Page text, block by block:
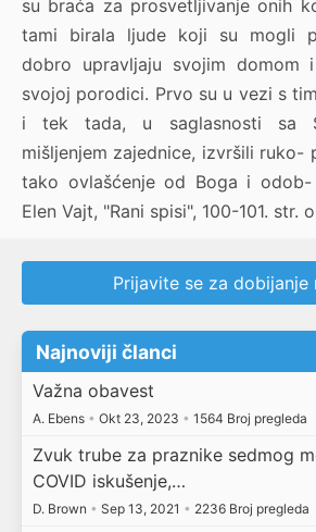
su braća za prosvetljivanje onih
tami birala ljude koji su mogli
dobro upravljaju svojim domom
svojoj porodici. Prvo su u vezi s
i tek tada, u saglasnosti sa
mišljenjem zajednice, izvršili ruko-
tako ovlašćenje od Boga i odob-
Elen Vajt, "Rani spisi", 100-101. str.
Prijavite se za dobijanje
Najnoviji članci
Važna obavest
A. Ebens • Okt 23, 2023 • 1564 Broj pregleda
Zvuk trube za praznike sedmog
COVID iskušenje,…
D. Brown • Sep 13, 2021 • 2236 Broj pregleda